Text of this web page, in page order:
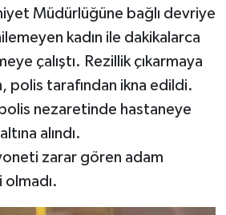
Müdürlüğüne bağlı devriye
kadın ile dakikalarca
çalıştı. Rezillik çıkarmaya
polis tarafından ikna edildi.
polis nezaretinde hastaneye
alındı.
zarar gören adam
olmadı.